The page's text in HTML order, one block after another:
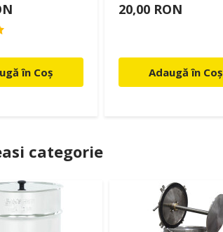
în Coș
20,00 RON
Adaugă în Coș
categorie